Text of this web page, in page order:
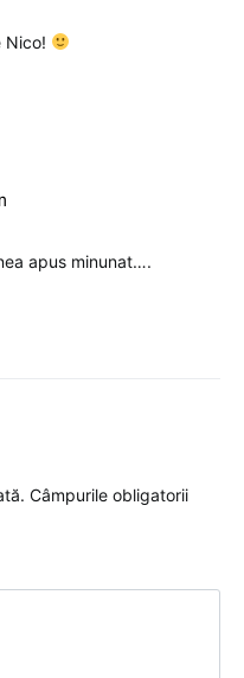
Nico!
apus minunat….
Câmpurile obligatorii